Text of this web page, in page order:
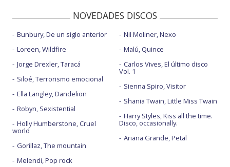
NOVEDADES DISCOS
Bunbury, De un siglo anterior
Loreen, Wildfire
Jorge Drexler, Taracá
Siloé, Terrorismo emocional
Ella Langley, Dandelion
Robyn, Sexistential
Holly Humberstone, Cruel
world
Gorillaz, The mountain
Melendi, Pop rock
Nil Moliner, Nexo
Malú, Quince
Carlos Vives, El último disco
Vol. 1
Sienna Spiro, Visitor
Shania Twain, Little Miss Twain
Harry Styles, Kiss all the time.
Disco, occasionally.
Ariana Grande, Petal